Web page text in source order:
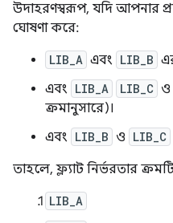
উদাহরণস্বরূপ, যদি আপনার
ঘোষণা করে:
LIB_A এবং LIB_B
এবং LIB_A LIB_C ও
ক্রমানুসারে)।
এবং LIB_B ও LIB_C
তাহলে, ফ্ল্যাট নির্ভরতার
LIB_A